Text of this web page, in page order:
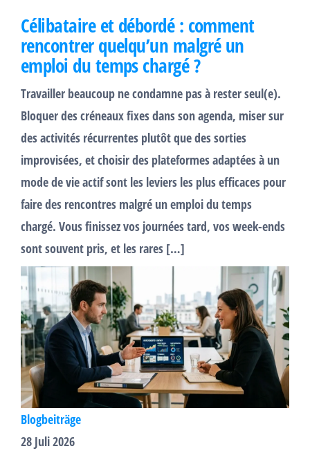
Célibataire et débordé : comment
rencontrer quelqu’un malgré un
emploi du temps chargé ?
Travailler beaucoup ne condamne pas à rester seul(e).
Bloquer des créneaux fixes dans son agenda, miser sur
des activités récurrentes plutôt que des sorties
improvisées, et choisir des plateformes adaptées à un
mode de vie actif sont les leviers les plus efficaces pour
faire des rencontres malgré un emploi du temps
chargé. Vous finissez vos journées tard, vos week-ends
sont souvent pris, et les rares […]
Blogbeiträge
28 Juli 2026